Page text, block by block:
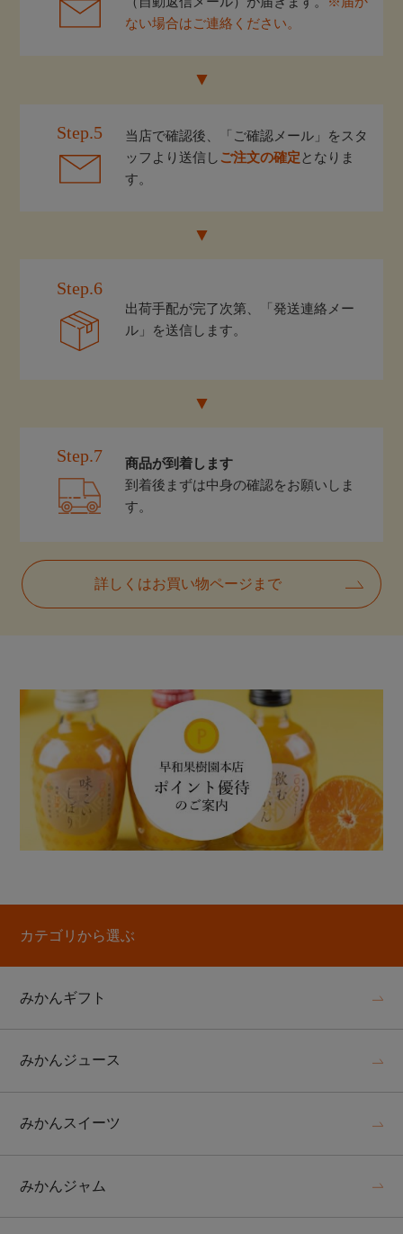
ない場合はご連絡ください。
Step.5
当店で確認後、「ご確認メール」をスタ
ッフより送信し ご注文の確定となりま
す。
Step.6
出荷手配が完了次第、「発送連絡メー
ル」を送信します。
Step.7
商品が到着します
到着後まずは中身の確認をお願いしま
す。
詳しくはお買い物ページまで
カテゴリから選ぶ
みかんギフト
みかんジュース
みかんスイーツ
みかんジャム